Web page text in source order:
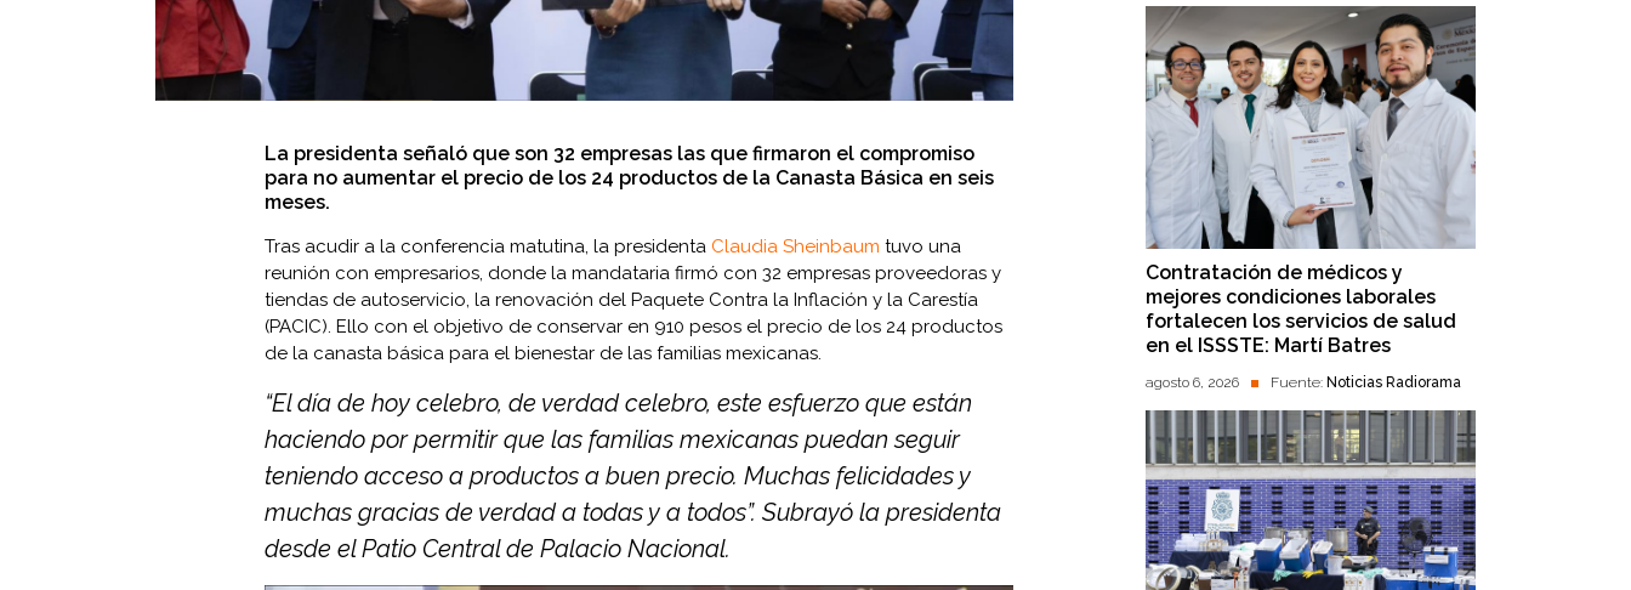
La presidenta señaló que son 32 empresas las que firmaron el compromiso
para no aumentar el precio de los 24 productos de la Canasta Básica en seis
meses.
Tras acudir a la conferencia matutina, la presidenta Claudia Sheinbaum tuvo una
reunión con empresarios, donde la mandataria firmó con 32 empresas proveedoras y
tiendas de autoservicio, la renovación del Paquete Contra la Inflación y la Carestía
(PACIC). Ello con el objetivo de conservar en 910 pesos el precio de los 24 productos
de la canasta básica para el bienestar de las familias mexicanas.
“El día de hoy celebro, de verdad celebro, este esfuerzo que están
haciendo por permitir que las familias mexicanas puedan seguir
teniendo acceso a productos a buen precio. Muchas felicidades y
muchas gracias de verdad a todas y a todos”. Subrayó la presidenta
desde el Patio Central de Palacio Nacional.
Contratación de médicos y
mejores condiciones laborales
fortalecen los servicios de salud
en el ISSSTE: Martí Batres
agosto 6, 2026 Fuente: Noticias Radiorama